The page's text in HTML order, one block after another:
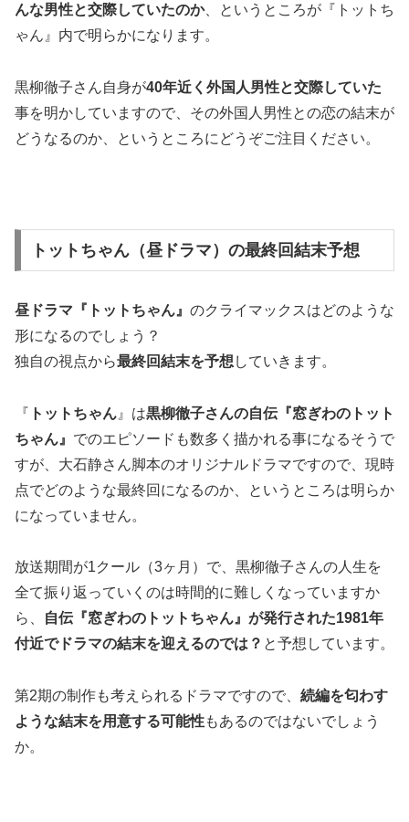
んな男性と交際していたのか、というところが『トットち
ゃん』内で明らかになります。
黒柳徹子さん自身が40年近く外国人男性と交際していた
事を明かしていますので、その外国人男性との恋の結末が
どうなるのか、というところにどうぞご注目ください。
トットちゃん（昼ドラマ）の最終回結末予想
昼ドラマ『トットちゃん』 のクライマックスはどのような
形になるのでしょう？
独自の視点から最終回結末を予想 していきます。
『 トットちゃん 』は黒柳徹子さんの自伝『窓ぎわのトット
ちゃん』 でのエピソードも数多く描かれる事になるそうで
すが、大石静さん脚本のオリジナルドラマですので、現時
点でどのような最終回になるのか、というところは明らか
になっていません。
放送期間が1クール（3ヶ月）で、黒柳徹子さんの人生を
全て振り返っていくのは時間的に難しくなっていますか
ら、
自伝『窓ぎわのトットちゃん』が発行された1981年
付近でドラマの結末を迎えるのでは？ と予想しています。
第2期の制作も考えられるドラマですので、 続編を匂わす
ような結末を用意する可能性もあるのではないでしょう
か。